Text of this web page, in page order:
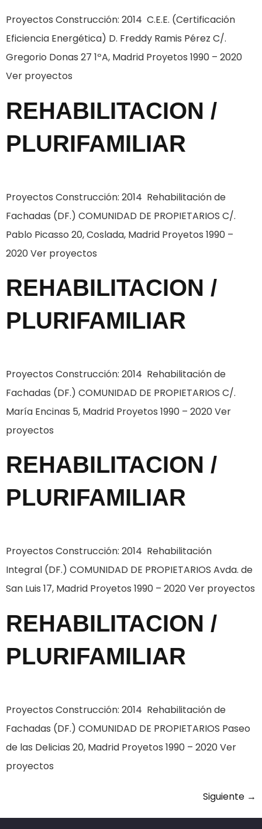
Proyectos Construcción: 2014 C.E.E. (Certificación
Eficiencia Energética) D. Freddy Ramis Pérez C/.
Gregorio Donas 27 1ºA, Madrid Proyetos 1990 – 2020
Ver proyectos
REHABILITACION /
PLURIFAMILIAR
Proyectos Construcción: 2014 Rehabilitación de
Fachadas (DF.) COMUNIDAD DE PROPIETARIOS C/.
Pablo Picasso 20, Coslada, Madrid Proyetos 1990 –
2020 Ver proyectos
REHABILITACION /
PLURIFAMILIAR
Proyectos Construcción: 2014 Rehabilitación de
Fachadas (DF.) COMUNIDAD DE PROPIETARIOS C/.
María Encinas 5, Madrid Proyetos 1990 – 2020 Ver
proyectos
REHABILITACION /
PLURIFAMILIAR
Proyectos Construcción: 2014 Rehabilitación
Integral (DF.) COMUNIDAD DE PROPIETARIOS Avda. de
San Luis 17, Madrid Proyetos 1990 – 2020 Ver proyectos
REHABILITACION /
PLURIFAMILIAR
Proyectos Construcción: 2014 Rehabilitación de
Fachadas (DF.) COMUNIDAD DE PROPIETARIOS Paseo
de las Delicias 20, Madrid Proyetos 1990 – 2020 Ver
proyectos
Siguiente →